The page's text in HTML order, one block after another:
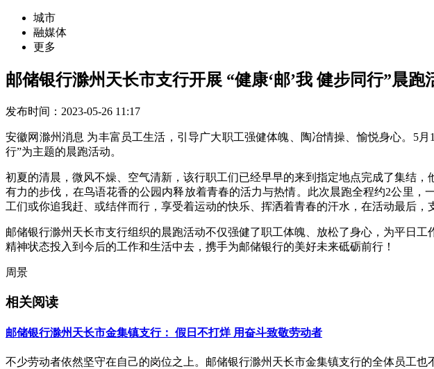
城市
融媒体
更多
邮储银行滁州天长市支行开展 “健康‘邮’我 健步同行”晨
发布时间：2023-05-26 11:17
安徽网滁州消息 为丰富员工生活，引导广大职工强健体魄、陶冶情操、愉悦身心。5
行”为主题的晨跑活动。
初夏的清晨，微风不燥、空气清新，该行职工们已经早早的来到指定地点完成了集结
有力的步伐，在鸟语花香的公园内释放着青春的活力与热情。此次晨跑全程约2公里
工们或你追我赶、或结伴而行，享受着运动的快乐、挥洒着青春的汗水，在活动最后，
邮储银行滁州天长市支行组织的晨跑活动不仅强健了职工体魄、放松了身心，为平日
精神状态投入到今后的工作和生活中去，携手为邮储银行的美好未来砥砺前行！
周景
相关阅读
邮储银行滁州天长市金集镇支行： 假日不打烊 用奋斗致敬劳动者
不少劳动者依然坚守在自己的岗位之上。邮储银行滁州天长市金集镇支行的全体员工